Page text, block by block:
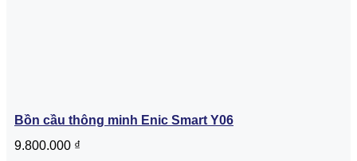
Bồn cầu thông minh Enic Smart Y06
9.800.000 ₫